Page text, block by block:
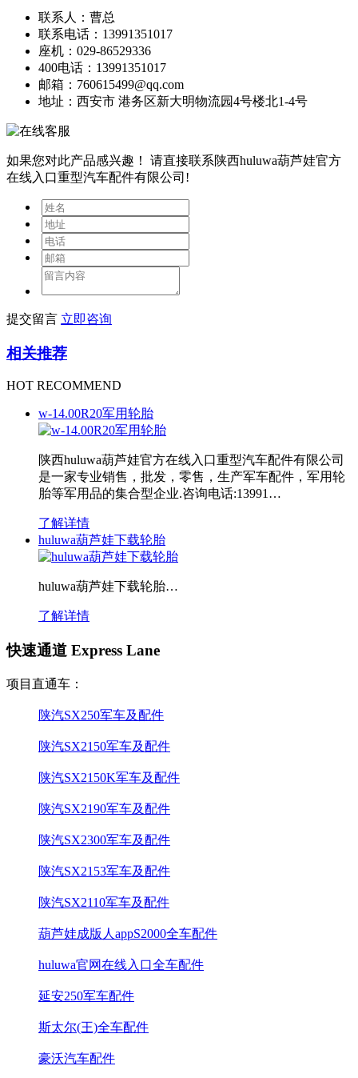
联系人：曹总
联系电话：13991351017
座机：029-86529336
400电话：13991351017
邮箱：760615499@qq.com
地址：西安市 港务区新大明物流园4号楼北1-4号
如果您对此产品感兴趣！
请直接联系陕西huluwa葫芦娃官方
在线入口重型汽车配件有限公司!
提交留言 立即咨询
相关推荐
HOT RECOMMEND
w-14.00R20军用轮胎
陕西huluwa葫芦娃官方在线入口重型汽车配件有限公司
是一家专业销售，批发，零售，生产军车配件，军用轮
胎等军用品的集合型企业.咨询电话:13991…
了解详情
huluwa葫芦娃下载轮胎
huluwa葫芦娃下载轮胎…
了解详情
快速通道 Express Lane
项目直通车：
陕汽SX250军车及配件
陕汽SX2150军车及配件
陕汽SX2150K军车及配件
陕汽SX2190军车及配件
陕汽SX2300军车及配件
陕汽SX2153军车及配件
陕汽SX2110军车及配件
葫芦娃成版人appS2000全车配件
huluwa官网在线入口全车配件
延安250军车配件
斯太尔(王)全车配件
豪沃汽车配件